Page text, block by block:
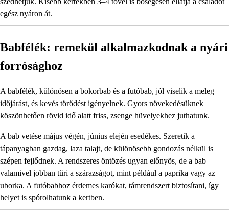
egész nyáron át.
Babfélék: remekül alkalmazkodnak a nyári
forrósághoz
A babfélék, különösen a bokorbab és a futóbab, jól viselik a meleg
időjárást, és kevés törődést igényelnek. Gyors növekedésüknek
köszönhetően rövid idő alatt friss, zsenge hüvelyekhez juthatunk.
A bab vetése május végén, június elején esedékes. Szeretik a
tápanyagban gazdag, laza talajt, de különösebb gondozás nélkül is
szépen fejlődnek. A rendszeres öntözés ugyan előnyös, de a bab
valamivel jobban tűri a szárazságot, mint például a paprika vagy az
uborka. A futóbabhoz érdemes karókat, támrendszert biztosítani, így
helyet is spórolhatunk a kertben.